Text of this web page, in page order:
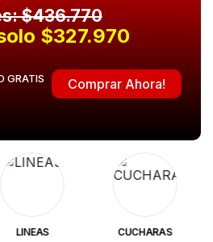
$436.770
$327.970
GRATIS Comprar Ahora!
LINEAS CUCHARAS